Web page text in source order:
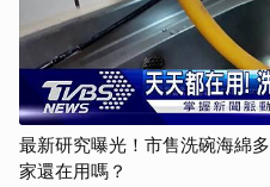
最新研究曝光！市售洗碗海綿
家還在用嗎？